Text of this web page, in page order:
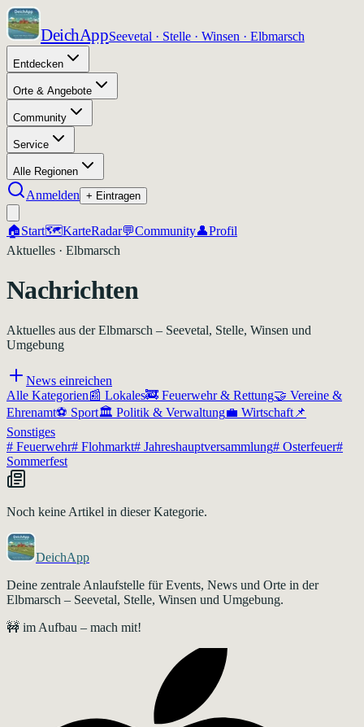
DeichAppSeevetal · Stelle · Winsen · Elbmarsch
Entdecken
Orte & Angebote
Community
Service
Alle Regionen
Anmelden + Eintragen
🏠Start🗺️KarteRadar💬Community👤Profil
Aktuelles · Elbmarsch
Nachrichten
Aktuelles aus der Elbmarsch – Seevetal, Stelle, Winsen und
Umgebung
News einreichen
Alle Kategorien📰 Lokales🚒 Feuerwehr & Rettung🤝 Vereine &
Ehrenamt⚽ Sport🏛️ Politik & Verwaltung💼 Wirtschaft 📌
Sonstiges
# Feuerwehr# Flohmarkt# Jahreshauptversammlung# Osterfeuer#
Sommerfest
Noch keine Artikel in dieser Kategorie.
DeichApp
Deine zentrale Anlaufstelle für Events, News und Orte in der
Elbmarsch – Seevetal, Stelle, Winsen und Umgebung.
🚧 im Aufbau – mach mit!